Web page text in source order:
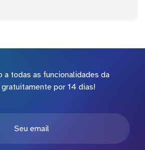
a todas as funcionalidades da
gratuitamente por 14 dias!